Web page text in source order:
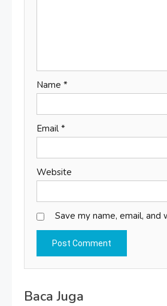
Name *
Email *
Website
Save my name, email,
Baca Juga